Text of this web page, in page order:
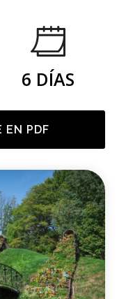
6 DÍAS
EN PDF